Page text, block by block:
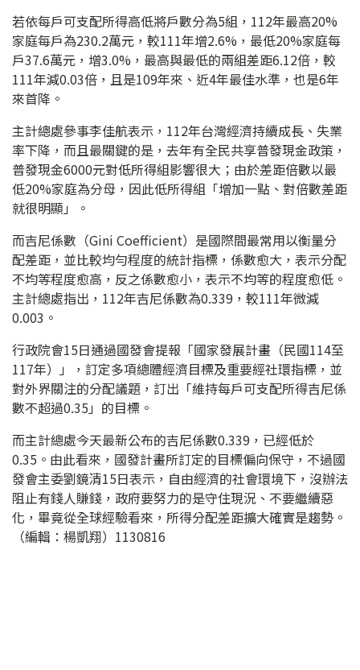
若依每戶可支配所得高低將戶數分為5組，112年最高20%
家庭每戶為230.2萬元，較111年增2.6%，最低20%家庭每
戶37.6萬元，增3.0%，最高與最低的兩組差距6.12倍，較
111年減0.03倍，且是109年來、近4年最佳水準，也是6年
來首降。
主計總處參事李佳航表示，112年台灣經濟持續成長、失業
率下降，而且最關鍵的是，去年有全民共享普發現金政策，
普發現金6000元對低所得組影響很大；由於差距倍數以最
低20%家庭為分母，因此低所得組「增加一點、對倍數差距
就很明顯」。
而吉尼係數（Gini Coefficient）是國際間最常用以衡量分
配差距，並比較均勻程度的統計指標，係數愈大，表示分配
不均等程度愈高，反之係數愈小，表示不均等的程度愈低。
主計總處指出，112年吉尼係數為0.339，較111年微減
0.003。
行政院會15日通過國發會提報「國家發展計畫（民國114至
117年）」，訂定多項總體經濟目標及重要經社環指標，並
對外界關注的分配議題，訂出「維持每戶可支配所得吉尼係
數不超過0.35」的目標。
而主計總處今天最新公布的吉尼係數0.339，已經低於
0.35。由此看來，國發計畫所訂定的目標偏向保守，不過國
發會主委劉鏡清15日表示，自由經濟的社會環境下，沒辦法
阻止有錢人賺錢，政府要努力的是守住現況、不要繼續惡
化，畢竟從全球經驗看來，所得分配差距擴大確實是趨勢。
（編輯：楊凱翔）1130816